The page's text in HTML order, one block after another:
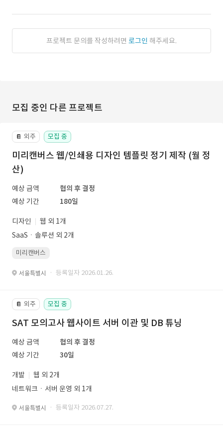
프로젝트 문의를 작성하려면 로그인 해주세요.
모집 중인 다른 프로젝트
📔 외주 모집 중
미리캔버스 웹/인쇄용 디자인 템플릿 정기 제작 (월 정
산)
예상 금액
협의 후 결정
예상 기간
180일
디자인
웹 외 1개
SaaSㆍ솔루션 외 2개
미리캔버스
서울특별시 · 등록일자 2026.01.26.
📔 외주 모집 중
SAT 모의고사 웹사이트 서버 이관 및 DB 튜닝
예상 금액
협의 후 결정
예상 기간
30일
개발
웹 외 2개
네트워크ㆍ서버 운영 외 1개
서울특별시 · 등록일자 2026.07.27.